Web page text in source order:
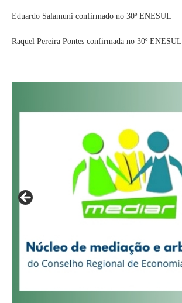
Eduardo Salamuni confirmado no 30º ENESUL
Raquel Pereira Pontes confirmada no 30º ENESUL